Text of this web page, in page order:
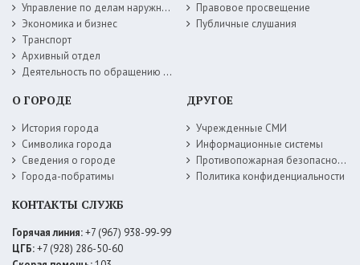
Управление по делам наружной рекламы
Экономика и бизнес
Транспорт
Архивный отдел
Деятельность по обращению с животными без владельцев
Правовое просвещение
Публичные слушания
О ГОРОДЕ
История города
Символика города
Сведения о городе
Города-побратимы
ДРУГОЕ
Учрежденные СМИ
Информационные системы
Противопожарная безопасность
Политика конфиденциальности
КОНТАКТЫ СЛУЖБ
Горячая линия:+7 (967) 938-99-99
ЦГБ:+7 (928) 286-50-60